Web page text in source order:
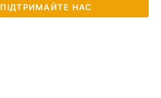
ПІДТРИМАЙТЕ НАС